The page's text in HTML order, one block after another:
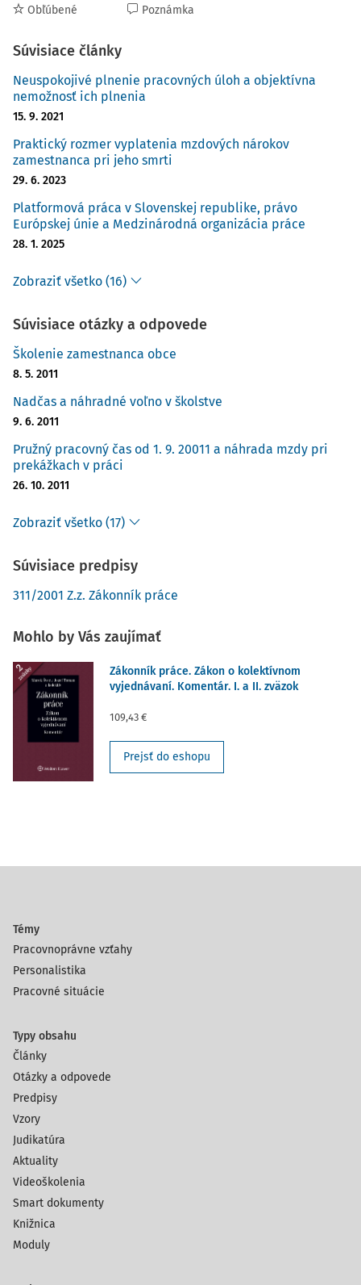
Obľúbené Poznámka
Súvisiace články
Neuspokojivé plnenie pracovných úloh a objektívna
nemožnosť ich plnenia
15. 9. 2021
Praktický rozmer vyplatenia mzdových nárokov
zamestnanca pri jeho smrti
29. 6. 2023
Platformová práca v Slovenskej republike, právo
Európskej únie a Medzinárodná organizácia práce
28. 1. 2025
Zobraziť všetko (16)
Súvisiace otázky a odpovede
Školenie zamestnanca obce
8. 5. 2011
Nadčas a náhradné voľno v školstve
9. 6. 2011
Pružný pracovný čas od 1. 9. 20011 a náhrada mzdy pri
prekážkach v práci
26. 10. 2011
Zobraziť všetko (17)
Súvisiace predpisy
311/2001 Z.z. Zákonník práce
Mohlo by Vás zaujímať
Zákonník práce. Zákon o kolektívnom
vyjednávaní. Komentár. I. a II. zväzok
109,43 €
Prejsť do eshopu
Témy
Pracovnoprávne vzťahy
Personalistika
Pracovné situácie
Typy obsahu
Články
Otázky a odpovede
Predpisy
Vzory
Judikatúra
Aktuality
Videoškolenia
Smart dokumenty
Knižnica
Moduly